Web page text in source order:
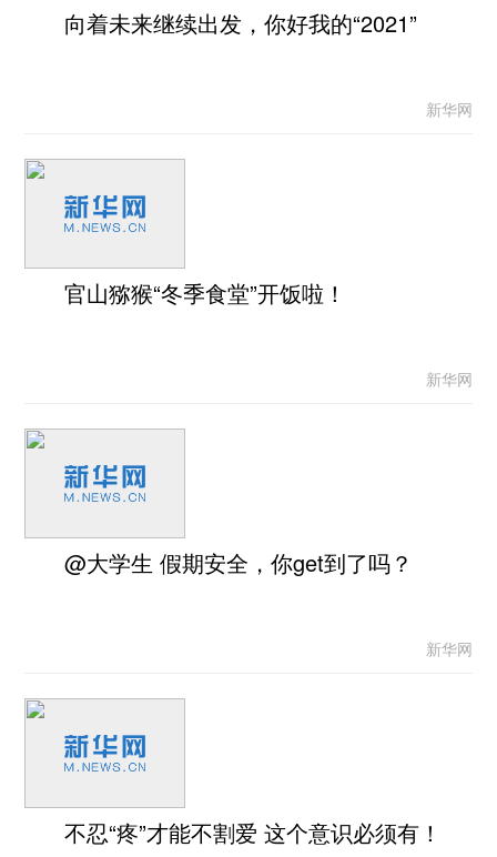
向着未来继续出发，你好我的“2021”
新华网
官山猕猴“冬季食堂”开饭啦！
新华网
@大学生 假期安全，你get到了吗？
新华网
不忍“疼”才能不割爱 这个意识必须有！